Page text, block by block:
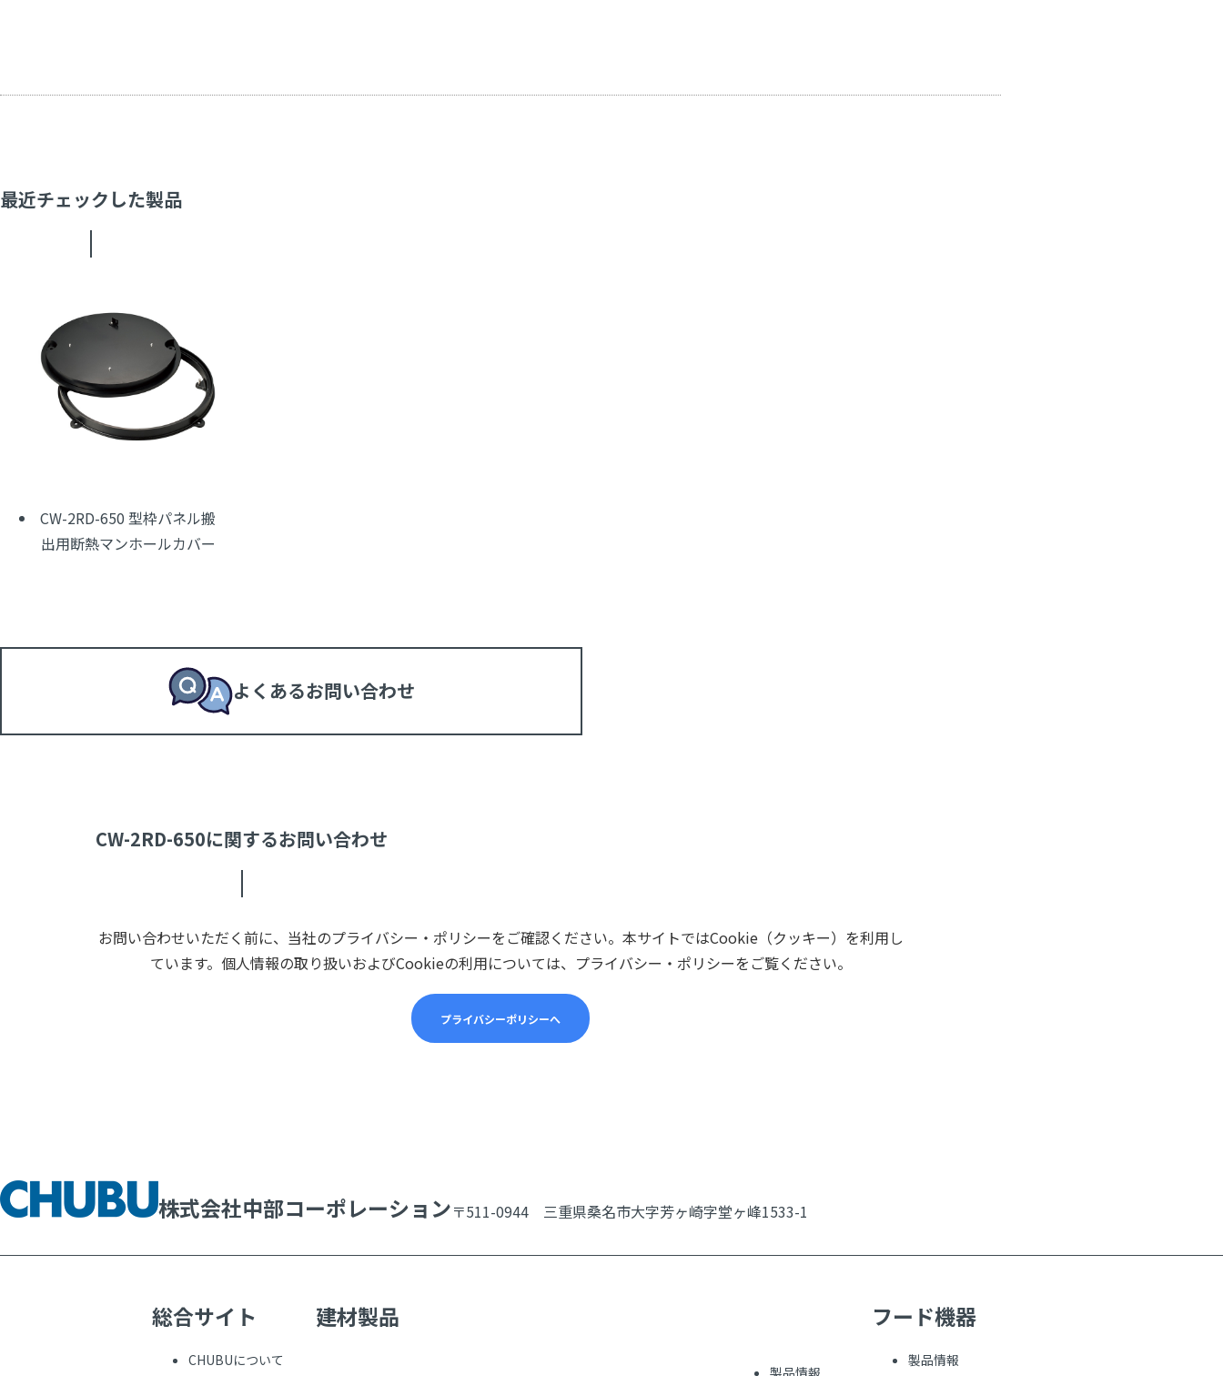
最近チェックした製品
CW-2RD-650 型枠パネル搬
出用断熱マンホールカバー
よくあるお問い合わせ
CW-2RD-650に関するお問い合わせ
お問い合わせいただく前に、当社のプライバシー・ポリシーをご確認ください。本サイトではCookie（クッキー）を利用し
ています。個人情報の取り扱いおよびCookieの利用については、プライバシー・ポリシーをご覧ください。
プライバシーポリシーへ
株式会社中部コーポレーション〒511-0944 三重県桑名市大字芳ヶ崎字堂ヶ峰1533-1
総合サイト
CHUBUについて
建材製品 フード機器
製品情報